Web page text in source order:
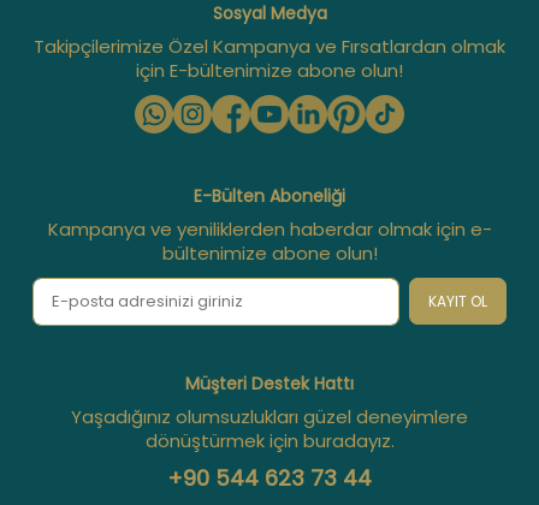
Sosyal Medya
Takipçilerimize Özel Kampanya ve Fırsatlardan olmak
için E-bültenimize abone olun!
E-Bülten Aboneliği
Kampanya ve yeniliklerden haberdar olmak için e-
bültenimize abone olun!
KAYIT OL
Müşteri Destek Hattı
Yaşadığınız olumsuzlukları güzel deneyimlere
dönüştürmek için buradayız.
+90 544 623 73 44